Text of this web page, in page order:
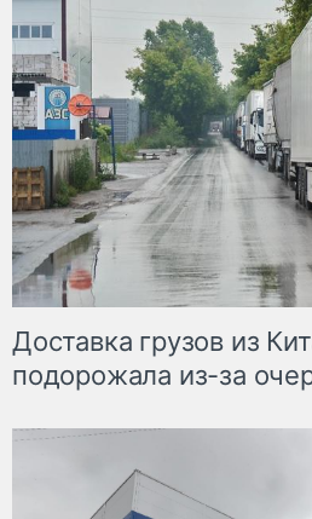
Доставка грузов из
подорожала из-за